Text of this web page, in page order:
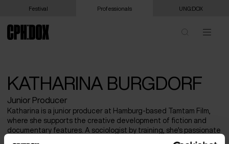
Festival Professionals UNG:DOX
KATHARINA BURGDORF
Junior Producer
Katharina is a junior producer at Hamburg-based Tamtam Film,
where she supports the creative development of fiction and
documentary features. A sociologist by training, she's passionate
about building a community of filmmakers who pursue ambitious